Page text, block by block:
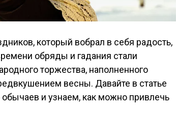
который вобрал в себя радость,
обряды и гадания стали
торжества, наполненного
весны. Давайте в статье
и узнаем, как можно привлечь